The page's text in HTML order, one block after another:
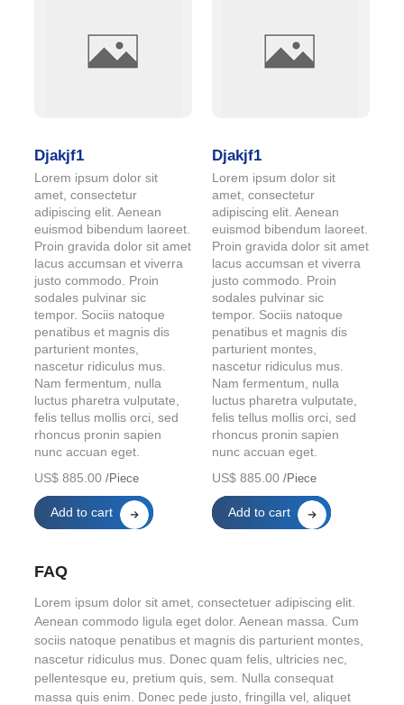
Djakjf1
Lorem ipsum dolor sit
amet, consectetur
adipiscing elit. Aenean
euismod bibendum laoreet.
Proin gravida dolor sit amet
lacus accumsan et viverra
justo commodo. Proin
sodales pulvinar sic
tempor. Sociis natoque
penatibus et magnis dis
parturient montes,
nascetur ridiculus mus.
Nam fermentum, nulla
luctus pharetra vulputate,
felis tellus mollis orci, sed
rhoncus pronin sapien
nunc accuan eget.
US$ 885.00/Piece
Add to cart
Djakjf1
Lorem ipsum dolor sit
amet, consectetur
adipiscing elit. Aenean
euismod bibendum laoreet.
Proin gravida dolor sit amet
lacus accumsan et viverra
justo commodo. Proin
sodales pulvinar sic
tempor. Sociis natoque
penatibus et magnis dis
parturient montes,
nascetur ridiculus mus.
Nam fermentum, nulla
luctus pharetra vulputate,
felis tellus mollis orci, sed
rhoncus pronin sapien
nunc accuan eget.
US$ 885.00/Piece
Add to cart
FAQ
Lorem ipsum dolor sit amet, consectetuer adipiscing elit.
Aenean commodo ligula eget dolor. Aenean massa. Cum
sociis natoque penatibus et magnis dis parturient montes,
nascetur ridiculus mus. Donec quam felis, ultricies nec,
pellentesque eu, pretium quis, sem. Nulla consequat
massa quis enim. Donec pede justo, fringilla vel, aliquet